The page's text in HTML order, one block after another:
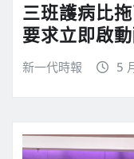
三班護病比
要求立即啟
新一代時報 5